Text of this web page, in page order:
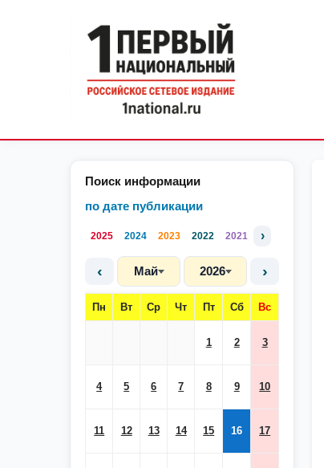
Поиск информации
по дате публикации
2025 2024 2023 2022 2021 ›
‹ Май 2026 ›
Пн Вт Ср Чт Пт Сб Вс
1 2 3
4 5 6 7 8 9 10
11 12 13 14 15 16 17